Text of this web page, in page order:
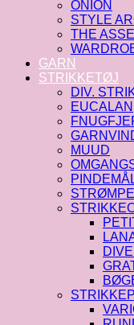
ONION
STYLE
THE
GARN
STRIKKETØJ
DIV.
EUCALAN
MUUD